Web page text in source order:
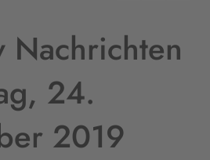
Nachrichten
24.
2019